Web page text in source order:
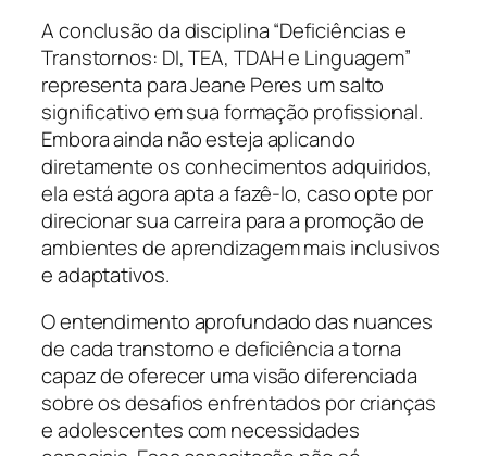
A conclusão da disciplina “Deficiências e
Transtornos: DI, TEA, TDAH e Linguagem”
representa para Jeane Peres um salto
significativo em sua formação profissional.
Embora ainda não esteja aplicando
diretamente os conhecimentos adquiridos,
ela está agora apta a fazê-lo, caso opte por
direcionar sua carreira para a promoção de
ambientes de aprendizagem mais inclusivos
e adaptativos.
O entendimento aprofundado das nuances
de cada transtorno e deficiência a torna
capaz de oferecer uma visão diferenciada
sobre os desafios enfrentados por crianças
e adolescentes com necessidades